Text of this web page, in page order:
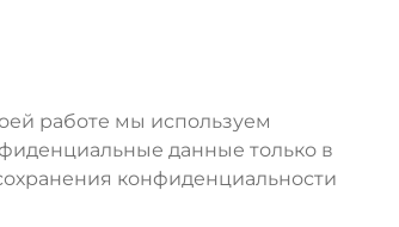
работе мы используем
данные только в
конфиденциальности